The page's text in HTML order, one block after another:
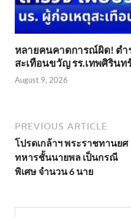
หลายคนคาดการณ์ผิด! ตำ
สะเทือนขวัญ รร.เทพศิรินท
August 9, 2026
PREVIOUS ARTICLE
โปรดเกล้าฯ พระราชทานยศ
ทหารชั้นนายพล เป็นกรณี
พิเศษ จำนวน 6 นาย